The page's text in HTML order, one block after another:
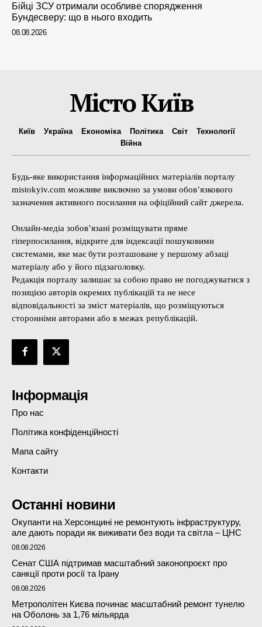
Бійці ЗСУ отримали особливе спорядження
Бундесверу: що в нього входить
08.08.2026
Місто Київ
Київ Україна Економіка Політика Світ
Технології
Війна
Будь-яке використання інформаційних матеріалів порталу
mistokyiv.com можливе виключно за умови обов’язкового
зазначення активного посилання на офіційний сайт джерела.
Онлайн-медіа зобов’язані розміщувати пряме
гіперпосилання, відкрите для індексації пошуковими
системами, яке має бути розташоване у першому абзаці
матеріалу або у його підзаголовку.
Редакція порталу залишає за собою право не погоджуватися з
позицією авторів окремих публікацій та не несе
відповідальності за зміст матеріалів, що розміщуються
сторонніми авторами або в межах републікацій.
Інформація
Про нас
Політика конфіденційності
Мапа сайту
Контакти
Останні новини
Окупанти на Херсонщині не ремонтують інфраструктуру,
але дають поради як виживати без води та світла – ЦНС
08.08.2026
Сенат США підтримав масштабний законопроєкт про
санкції проти росії та Ірану
08.08.2026
Метрополітен Києва починає масштабний ремонт тунелю
на Оболонь за 1,76 мільярда